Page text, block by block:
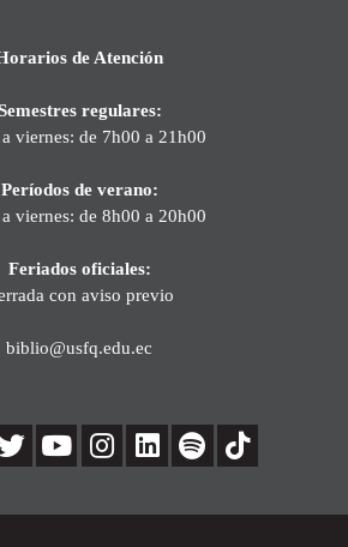
de Atención
regulares:
viernes: de 7h00 a 21h00
Períodos de verano:
viernes: de 8h00 a 20h00
Feriados oficiales:
con aviso previo
biblio@usfq.edu.ec